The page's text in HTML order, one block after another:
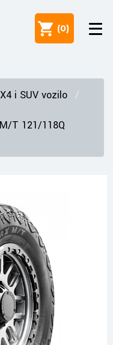
(0)
i SUV vozilo
T 121/118Q